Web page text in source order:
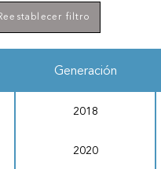
filtro
Generación
2018
2020